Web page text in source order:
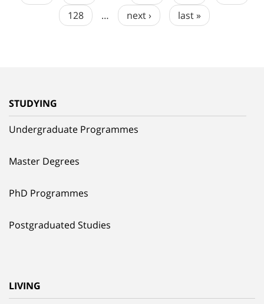
128
… next › last »
STUDYING
Undergraduate Programmes
Master Degrees
PhD Programmes
Postgraduated Studies
LIVING